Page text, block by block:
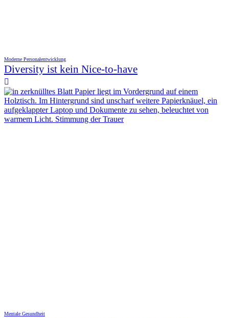
Moderne Personalentwicklung
Diversity ist kein Nice-to-have

Mentale Gesundheit